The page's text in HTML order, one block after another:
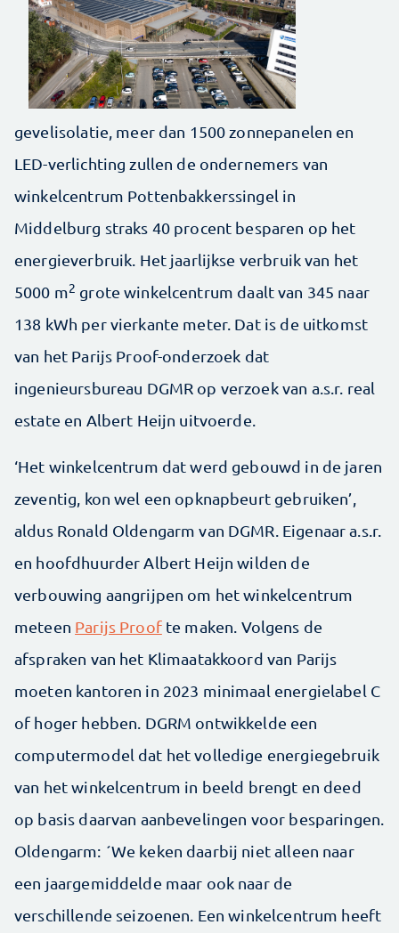
gevelisolatie, meer dan 1500 zonnepanelen en
LED-verlichting zullen de ondernemers van
winkelcentrum Pottenbakkerssingel in
Middelburg straks 40 procent besparen op het
energieverbruik. Het jaarlijkse verbruik van het
5000 m2 grote winkelcentrum daalt van 345 naar
138 kWh per vierkante meter. Dat is de uitkomst
van het Parijs Proof-onderzoek dat
ingenieursbureau DGMR op verzoek van a.s.r. real
estate en Albert Heijn uitvoerde.
‘Het winkelcentrum dat werd gebouwd in de jaren
zeventig, kon wel een opknapbeurt gebruiken’,
aldus Ronald Oldengarm van DGMR. Eigenaar a.s.r.
en hoofdhuurder Albert Heijn wilden de
verbouwing aangrijpen om het winkelcentrum
meteen Parijs Proofte maken. Volgens de
afspraken van het Klimaatakkoord van Parijs
moeten kantoren in 2023 minimaal energielabel C
of hoger hebben. DGRM ontwikkelde een
computermodel dat het volledige energiegebruik
van het winkelcentrum in beeld brengt en deed
op basis daarvan aanbevelingen voor besparingen.
Oldengarm: ´We keken daarbij niet alleen naar
een jaargemiddelde maar ook naar de
verschillende seizoenen. Een winkelcentrum heeft